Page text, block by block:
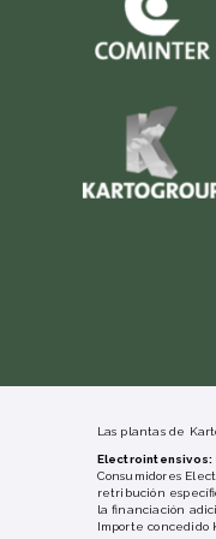
Las plantas de
Electrointensivos:
Consumidores
retribución
la financiación
Importe concedido